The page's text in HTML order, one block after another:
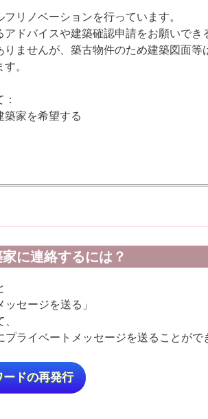
リノベーションを行っています。
アドバイスや建築確認申請をお願いで
ませんが、築古物件のため建築図面等
。
築家を希望する
に連絡するには？
セージを送る」
プライベートメッセージを送ることがで
ードの再発行